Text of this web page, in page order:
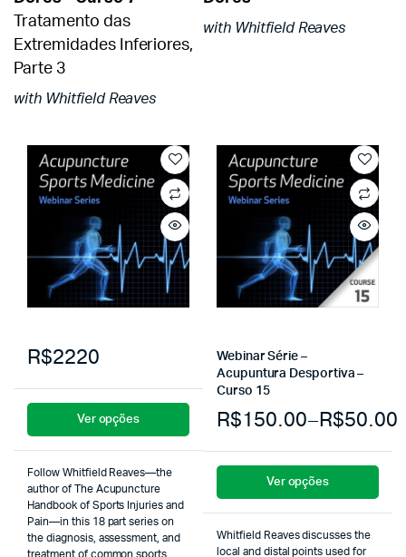
Tratamento das
Extremidades Inferiores,
Parte 3
with Whitfield Reaves
with Whitfield Reaves
R$2220
Ver opções
Follow Whitfield Reaves—the
author of The Acupuncture
Handbook of Sports Injuries and
Pain—in this 18 part series on
the diagnosis, assessment, and
treatment of common sports
Webinar Série –
Acupuntura Desportiva –
Curso 15
R$50.00
–
R$150.00
Ver opções
Whitfield Reaves discusses the
local and distal points used for